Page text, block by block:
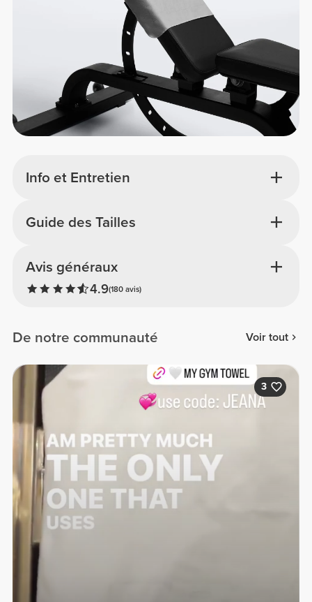
Info et Entretien
Avis généraux
4.9(180 avis)
Guide des Tailles
De notre communauté Voir tout
3